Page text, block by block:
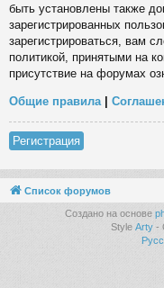
быть установлены также
зарегистрированных
зарегистрироваться, вам
политикой, принятыми на
присутствие на форумах
Общие правила |
Регистрация
Список форумов
Создано на основе
Style Arty-